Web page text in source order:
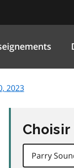
2023